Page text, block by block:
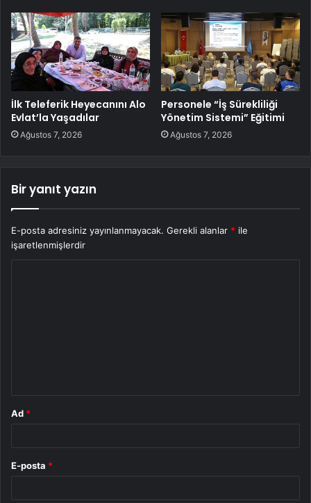
İlk Teleferik Heyecanını Alo
Evlat’la Yaşadılar
Ağustos 7, 2026
Personele “İş Sürekliliği
Yönetim Sistemi” Eğitimi
Ağustos 7, 2026
Bir yanıt yazın
E-posta adresiniz yayınlanmayacak. Gerekli alanlar * ile
işaretlenmişlerdir
Ad *
E-posta *